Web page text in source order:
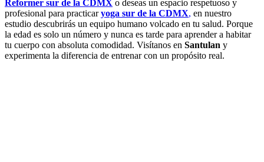
Reformer sur de la CDMX o deseas un espacio respetuoso y
profesional para practicaryoga sur de la CDMX, en nuestro
estudio descubrirás un equipo humano volcado en tu salud. Porque
la edad es solo un número y nunca es tarde para aprender a habitar
tu cuerpo con absoluta comodidad. Visítanos en Santulan y
experimenta la diferencia de entrenar con un propósito real.